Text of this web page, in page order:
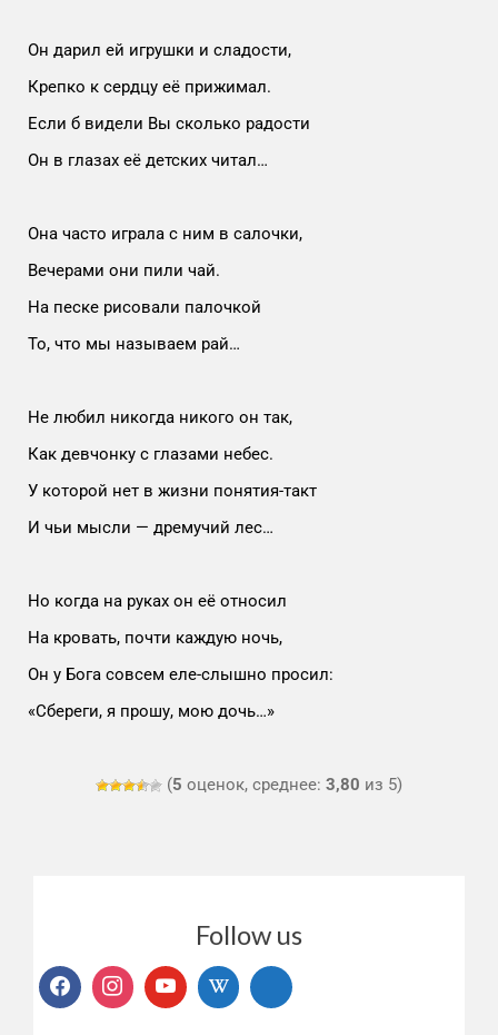
Он дарил ей игрушки и сладости,
Крепко к сердцу её прижимал.
Если б видели Вы сколько радости
Он в глазах её детских читал…
Она часто играла с ним в салочки,
Вечерами они пили чай.
На песке рисовали палочкой
То, что мы называем рай…
Не любил никогда никого он так,
Как девчонку с глазами небес.
У которой нет в жизни понятия-такт
И чьи мысли — дремучий лес…
Но когда на руках он её относил
На кровать, почти каждую ночь,
Он у Бога совсем еле-слышно просил:
«Сбереги, я прошу, мою дочь…»
(5 оценок, среднее: 3,80 из 5)
Follow us